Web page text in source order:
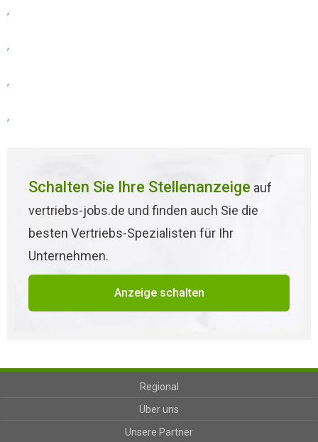
,
,
,
,
Schalten Sie Ihre Stellenanzeige auf
vertriebs-jobs.de und finden auch Sie die
besten Vertriebs-Spezialisten für Ihr
Unternehmen.
Anzeige schalten
Regional
Über uns
Unsere Partner